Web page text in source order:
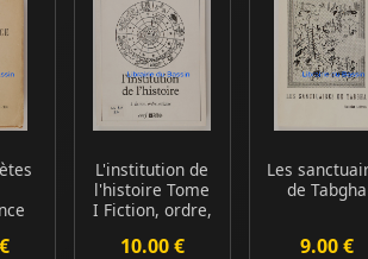
L'institution de
l'histoire Tome
I Fiction, ordre,
10.00 €
Les
de Tabgha
9.00 €